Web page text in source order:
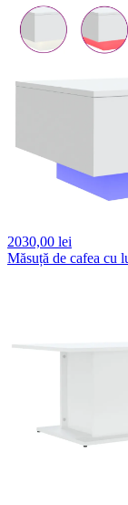
2030,00 lei
Măsuță de cafea cu